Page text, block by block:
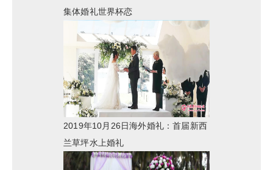
集体婚礼世界杯恋
2019年10月26日海外婚礼：首届新西
兰草坪水上婚礼